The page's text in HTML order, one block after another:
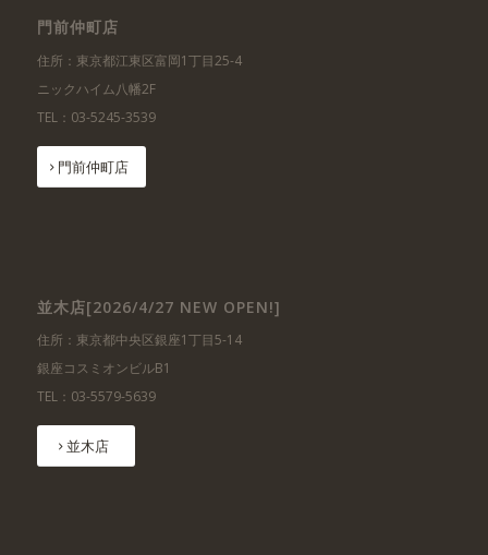
門前仲町店
住所：東京都江東区富岡1丁目25-4
ニックハイム八幡2F
TEL：03-5245-3539
門前仲町店
並木店[2026/4/27 NEW OPEN!]
住所：東京都中央区銀座1丁目5-14
銀座コスミオンビルB1
TEL：03-5579-5639
並木店